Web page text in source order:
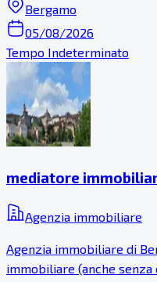
Bergamo
05/08/2026
Tempo Indeterminato
mediatore
Agenzia immobiliare
Agenzia immobiliare di
immobiliare (anche